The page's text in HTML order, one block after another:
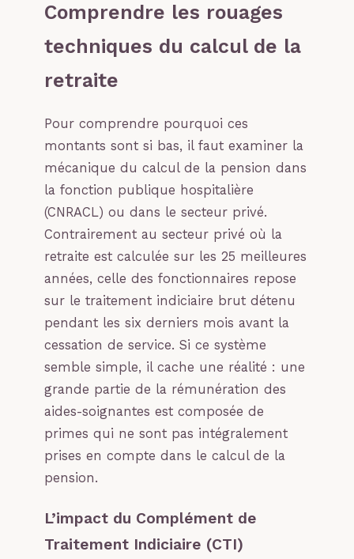
Comprendre les rouages
techniques du calcul de la
retraite
Pour comprendre pourquoi ces
montants sont si bas, il faut examiner la
mécanique du calcul de la pension dans
la fonction publique hospitalière
(CNRACL) ou dans le secteur privé.
Contrairement au secteur privé où la
retraite est calculée sur les 25 meilleures
années, celle des fonctionnaires repose
sur le traitement indiciaire brut détenu
pendant les six derniers mois avant la
cessation de service. Si ce système
semble simple, il cache une réalité : une
grande partie de la rémunération des
aides-soignantes est composée de
primes qui ne sont pas intégralement
prises en compte dans le calcul de la
pension.
L’impact du Complément de
Traitement Indiciaire (CTI)